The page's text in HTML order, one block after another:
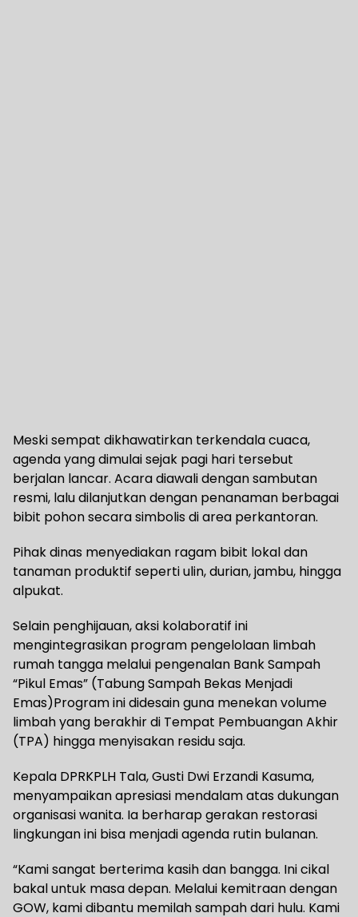
Meski sempat dikhawatirkan terkendala cuaca,
agenda yang dimulai sejak pagi hari tersebut
berjalan lancar. Acara diawali dengan sambutan
resmi, lalu dilanjutkan dengan penanaman berbagai
bibit pohon secara simbolis di area perkantoran.
Pihak dinas menyediakan ragam bibit lokal dan
tanaman produktif seperti ulin, durian, jambu, hingga
alpukat.
Selain penghijauan, aksi kolaboratif ini
mengintegrasikan program pengelolaan limbah
rumah tangga melalui pengenalan Bank Sampah
“Pikul Emas” (Tabung Sampah Bekas Menjadi
Emas)Program ini didesain guna menekan volume
limbah yang berakhir di Tempat Pembuangan Akhir
(TPA) hingga menyisakan residu saja.
Kepala DPRKPLH Tala, Gusti Dwi Erzandi Kasuma,
menyampaikan apresiasi mendalam atas dukungan
organisasi wanita. Ia berharap gerakan restorasi
lingkungan ini bisa menjadi agenda rutin bulanan.
“Kami sangat berterima kasih dan bangga. Ini cikal
bakal untuk masa depan. Melalui kemitraan dengan
GOW, kami dibantu memilah sampah dari hulu. Kami